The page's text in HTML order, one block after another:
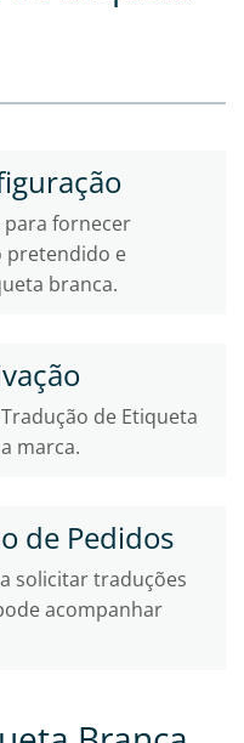
fornecer
pretendido e
branca.
de Etiqueta
marca.
de Pedidos
solicitar traduções
acompanhar